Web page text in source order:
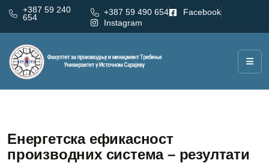
+387 59 240
654
+387 59 490 654
Facebook
Instagram
Енергетска ефикасност
производних система – резултати